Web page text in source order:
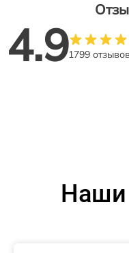
4.91799 отзывов
Наши